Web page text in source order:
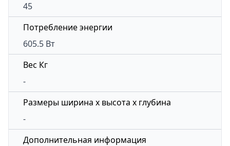
45
Потребление энергии
605.5 Вт
Вес Кг
-
Размеры ширина x высота x глубина
-
Дополнительная информация